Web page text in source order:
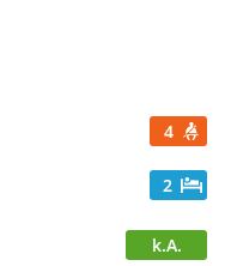
4
2
k.A.